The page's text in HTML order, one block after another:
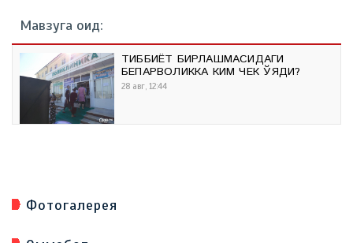
Мавзуга оид:
ТИББИЁТ БИРЛАШМАСИДАГИ
БЕПАРВОЛИККА КИМ ЧЕК ҚЎЯДИ?
28 авг, 12:44
Фотогалерея